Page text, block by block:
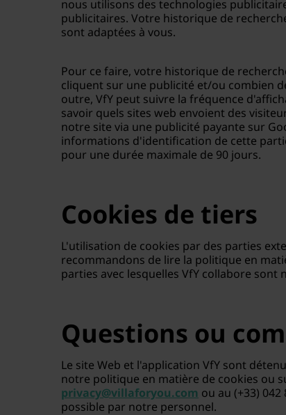
nous utilisons des technologies
publicitaires. Votre historique de
sont adaptées à vous.
Pour ce faire, votre historique de
cliquent sur une publicité et/ou combien
outre, VfY peut suivre la fréquence
savoir quels sites web envoient des
notre site via une publicité payante sur
informations d'identification de cette
pour une durée maximale de 90 jours.
Cookies de tiers
L'utilisation de cookies par des parties
recommandons de lire la politique en
parties avec lesquelles VfY collabore sont
Questions ou
Le site Web et l'application VfY sont
notre politique en matière de cookies ou
privacy@villaforyou.com ou au (+33)
possible par notre personnel.